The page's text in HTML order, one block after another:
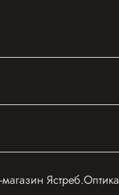
Ястреб.Оптика